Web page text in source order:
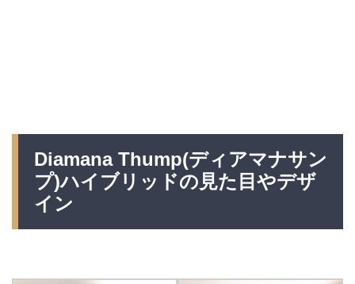
Diamana Thump(ディアマナサン
プ)ハイブリッドの見た目やデザ
イン